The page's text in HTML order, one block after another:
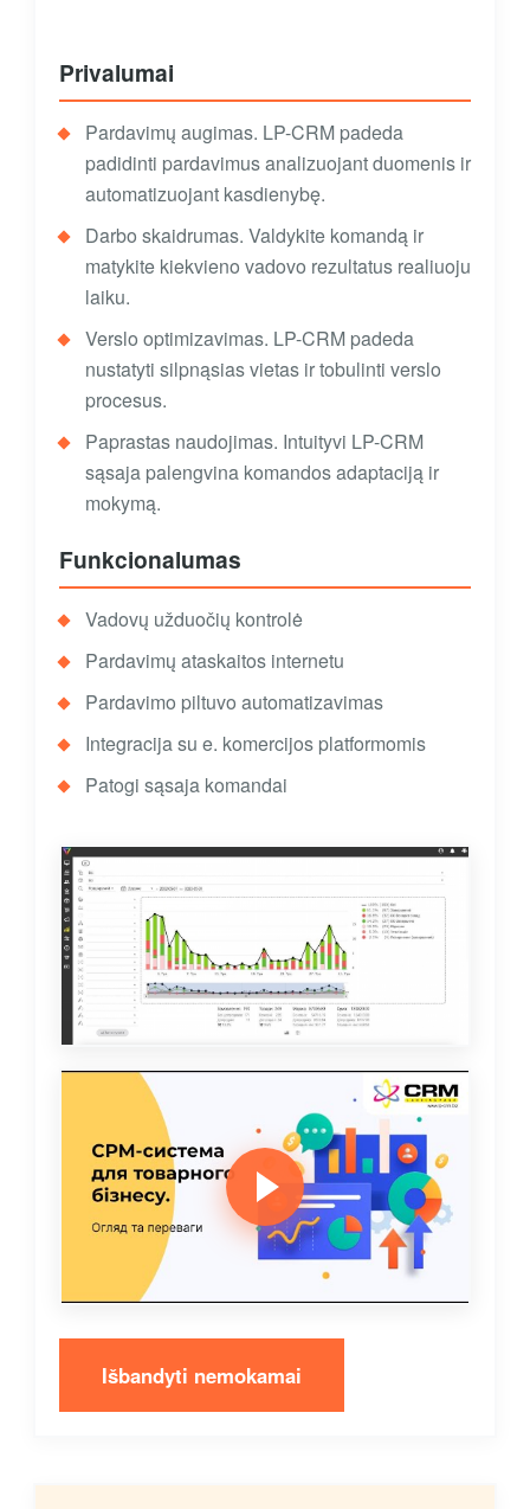
Privalumai
Pardavimų augimas. LP-CRM padeda
padidinti pardavimus analizuojant duomenis ir
automatizuojant kasdienybę.
Darbo skaidrumas. Valdykite komandą ir
matykite kiekvieno vadovo rezultatus realiuoju
laiku.
Verslo optimizavimas. LP-CRM padeda
nustatyti silpnąsias vietas ir tobulinti verslo
procesus.
Paprastas naudojimas. Intuityvi LP-CRM
sąsaja palengvina komandos adaptaciją ir
mokymą.
Funkcionalumas
Vadovų užduočių kontrolė
Pardavimų ataskaitos internetu
Pardavimo piltuvo automatizavimas
Integracija su e. komercijos platformomis
Patogi sąsaja komandai
Išbandyti nemokamai